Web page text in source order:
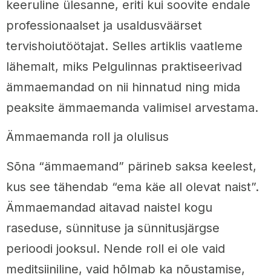
keeruline ülesanne, eriti kui soovite endale
professionaalset ja usaldusväärset
tervishoiutöötajat. Selles artiklis vaatleme
lähemalt, miks Pelgulinnas praktiseerivad
ämmaemandad on nii hinnatud ning mida
peaksite ämmaemanda valimisel arvestama.
Ämmaemanda roll ja olulisus
Sõna “ämmaemand” pärineb saksa keelest,
kus see tähendab “ema käe all olevat naist”.
Ämmaemandad aitavad naistel kogu
raseduse, sünnituse ja sünnitusjärgse
perioodi jooksul. Nende roll ei ole vaid
meditsiiniline, vaid hõlmab ka nõustamise,